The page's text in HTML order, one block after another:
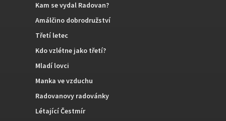
Kam se vydal Radovan?
Amálčino dobrodružství
Třetí letec
Kdo vzlétne jako třetí?
Mladí lovci
Manka ve vzduchu
Radovanovy radovánky
Létající Čestmír